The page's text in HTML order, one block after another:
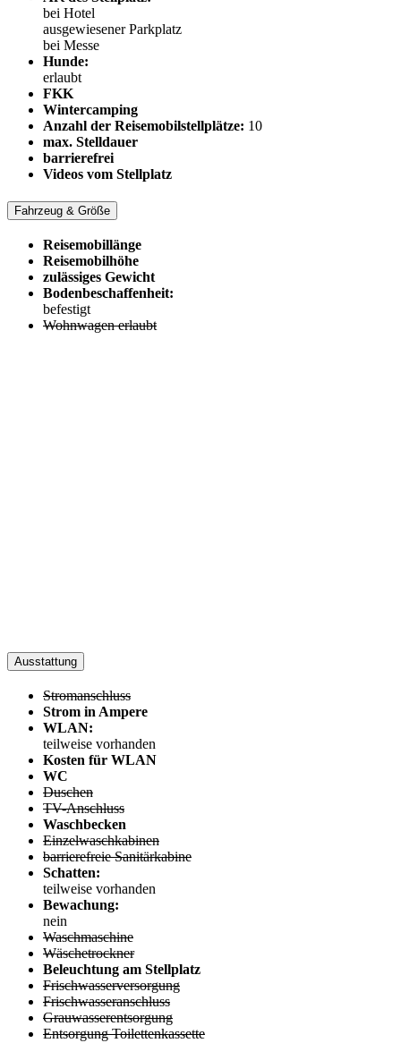
bei Hotel
ausgewiesener Parkplatz
bei Messe
Hunde:
erlaubt
FKK
Wintercamping
Anzahl der Reisemobilstellplätze: 10
max. Stelldauer
barrierefrei
Videos vom Stellplatz
Fahrzeug & Größe
Reisemobillänge
Reisemobilhöhe
zulässiges Gewicht
Bodenbeschaffenheit:
befestigt
Wohnwagen erlaubt
Ausstattung
Stromanschluss
Strom in Ampere
WLAN:
teilweise vorhanden
Kosten für WLAN
WC
Duschen
TV-Anschluss
Waschbecken
Einzelwaschkabinen
barrierefreie Sanitärkabine
Schatten:
teilweise vorhanden
Bewachung:
nein
Waschmaschine
Wäschetrockner
Beleuchtung am Stellplatz
Frischwasserversorgung
Frischwasseranschluss
Grauwasserentsorgung
Entsorgung Toilettenkassette